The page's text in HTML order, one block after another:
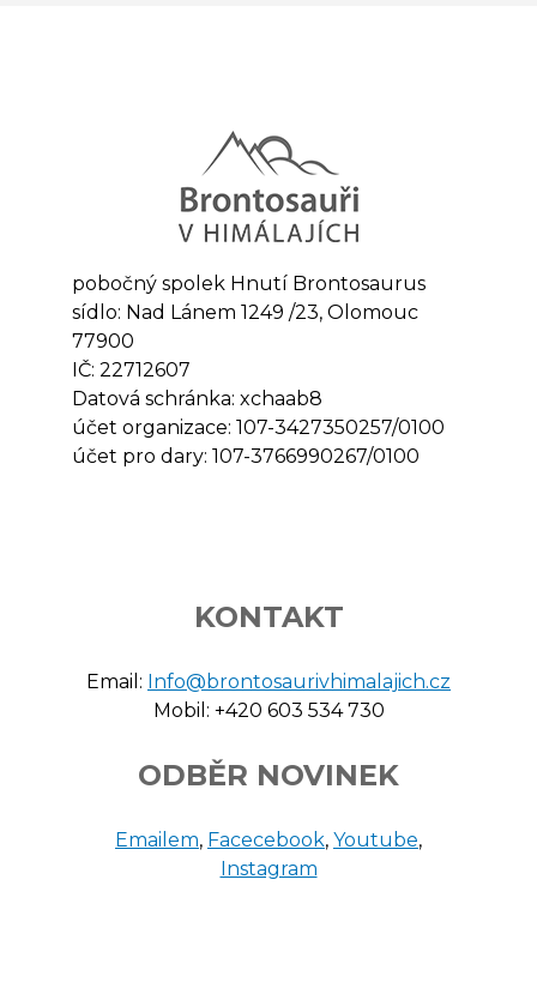
pobočný spolek Hnutí Brontosaurus
sídlo: Nad Lánem 1249 /23, Olomouc
77900
IČ: 22712607
Datová schránka: xchaab8
účet organizace: 107-3427350257/0100
účet pro dary: 107-3766990267/0100
KONTAKT
Email: Info@brontosaurivhimalajich.cz
Mobil: +420 603 534 730
ODBĚR NOVINEK
Emailem, Facecebook, Youtube,
Instagram